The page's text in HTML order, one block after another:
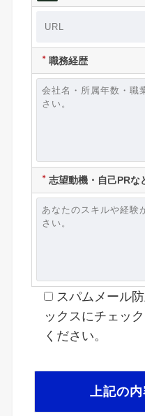
＊ 職務経歴
＊ 志望動機・自己PRな
スパムメール
ックスにチェッ
ください。